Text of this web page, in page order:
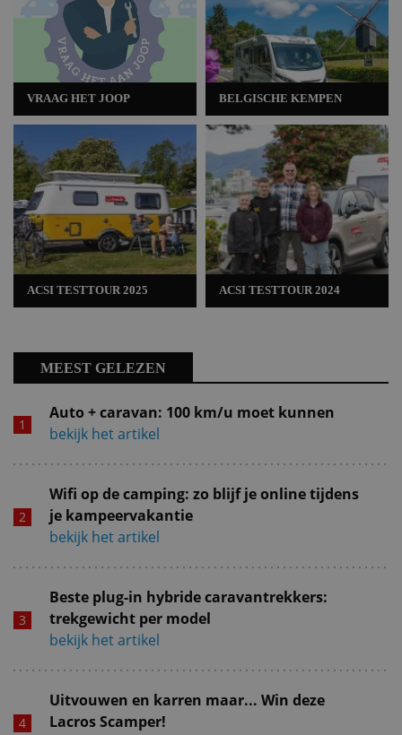
VRAAG HET JOOP
ACSI TESTTOUR 2025
BELGISCHE KEMPEN
ACSI TESTTOUR 2024
MEEST GELEZEN
Auto + caravan: 100 km/u moet kunnen
bekijk het artikel
Wifi op de camping: zo blijf je online tijdens
je kampeervakantie
bekijk het artikel
Beste plug-in hybride caravantrekkers:
trekgewicht per model
bekijk het artikel
Uitvouwen en karren maar... Win deze
Lacros Scamper!